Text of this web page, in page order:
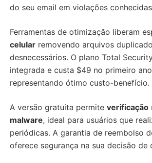
do seu email em violações
Ferramentas de otimização liberam
celular removendo arquivos
desnecessários. O plano Total
integrada e custa $49 no primeiro
representando ótimo custo-benefício.
A versão gratuita permite verificação
malware, ideal para usuários que
periódicas. A garantia de reembolso
oferece segurança na sua decisão de